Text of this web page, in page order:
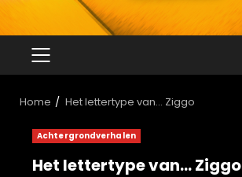
PRIMAIR
MENU
Home Het lettertype van… Ziggo
Achtergrondverhalen
Het lettertype van… Ziggo